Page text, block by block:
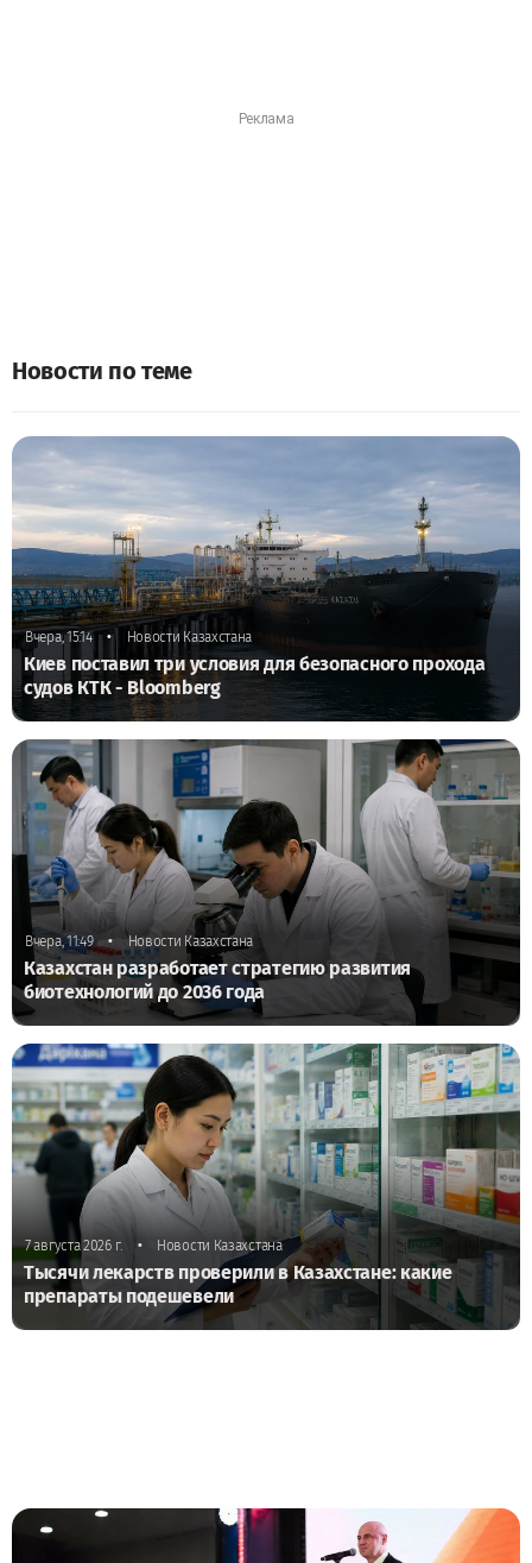
Новости по теме
Вчера, 15:14 • Новости Казахстана
Киев поставил три условия для безопасного прохода
судов КТК - Bloomberg
Вчера, 11:49 • Новости Казахстана
Казахстан разработает стратегию развития
биотехнологий до 2036 года
7 августа 2026 г. • Новости Казахстана
Тысячи лекарств проверили в Казахстане: какие
препараты подешевели